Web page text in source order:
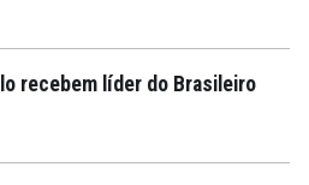
recebem líder do Brasileiro